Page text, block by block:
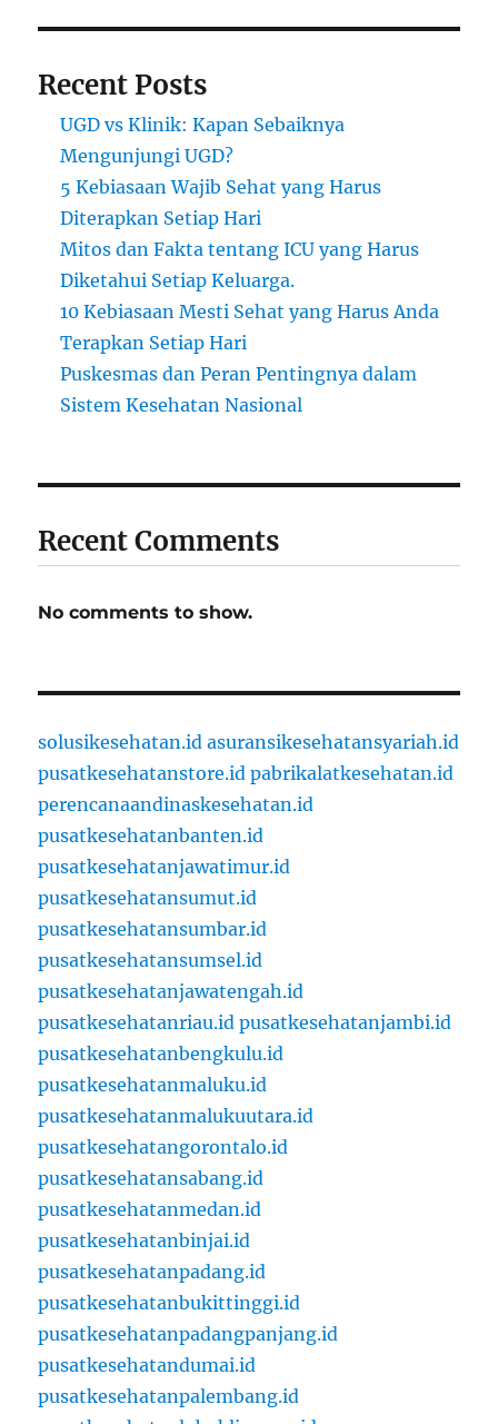
Recent Posts
UGD vs Klinik: Kapan Sebaiknya
Mengunjungi UGD?
5 Kebiasaan Wajib Sehat yang Harus
Diterapkan Setiap Hari
Mitos dan Fakta tentang ICU yang Harus
Diketahui Setiap Keluarga.
10 Kebiasaan Mesti Sehat yang Harus Anda
Terapkan Setiap Hari
Puskesmas dan Peran Pentingnya dalam
Sistem Kesehatan Nasional
Recent Comments
No comments to show.
solusikesehatan.id asuransikesehatansyariah.id
pusatkesehatanstore.id pabrikalatkesehatan.id
perencanaandinaskesehatan.id
pusatkesehatanbanten.id
pusatkesehatanjawatimur.id
pusatkesehatansumut.id
pusatkesehatansumbar.id
pusatkesehatansumsel.id
pusatkesehatanjawatengah.id
pusatkesehatanriau.id pusatkesehatanjambi.id
pusatkesehatanbengkulu.id
pusatkesehatanmaluku.id
pusatkesehatanmalukuutara.id
pusatkesehatangorontalo.id
pusatkesehatansabang.id
pusatkesehatanmedan.id
pusatkesehatanbinjai.id
pusatkesehatanpadang.id
pusatkesehatanbukittinggi.id
pusatkesehatanpadangpanjang.id
pusatkesehatandumai.id
pusatkesehatanpalembang.id